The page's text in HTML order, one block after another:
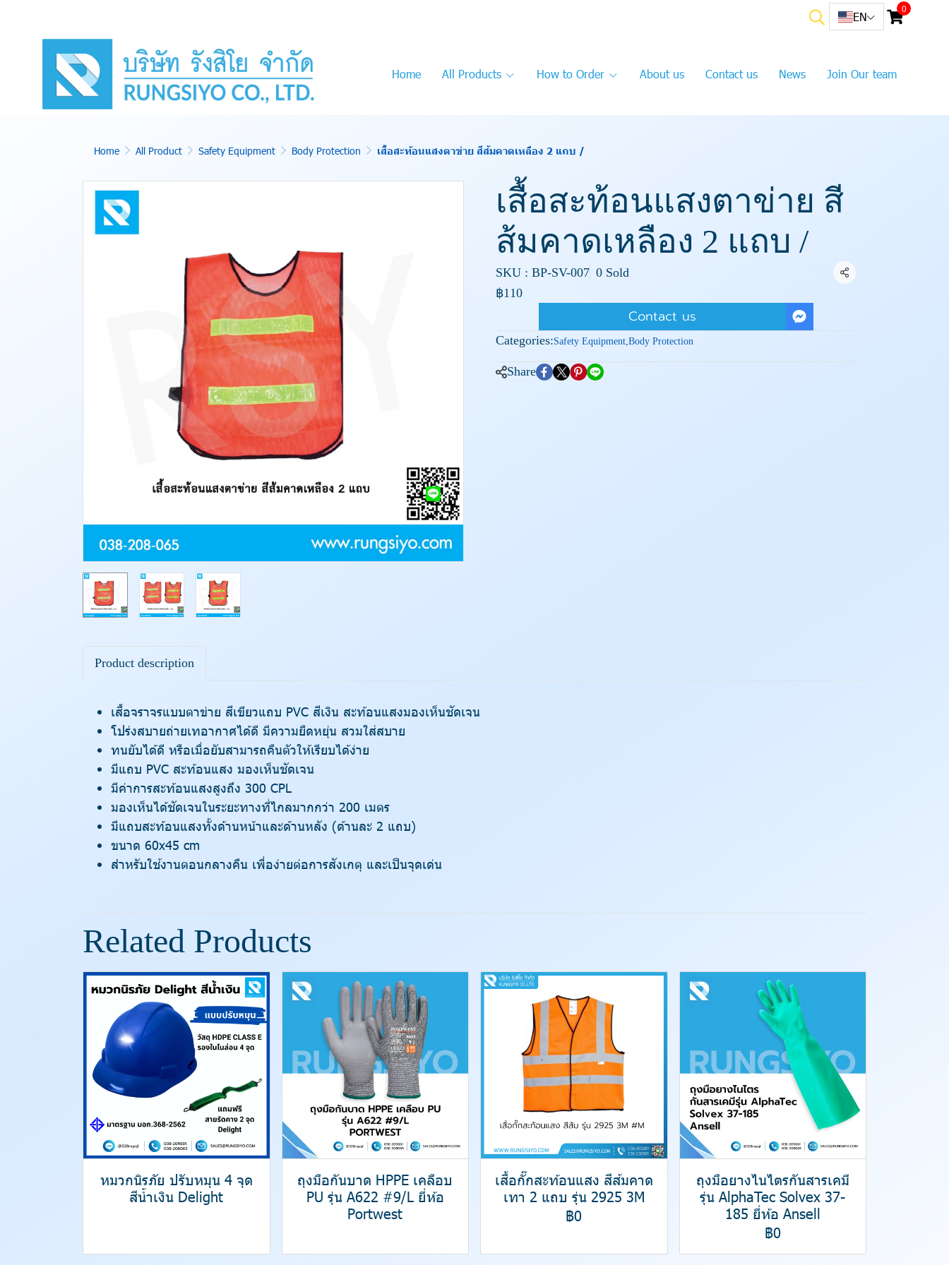
EN
0
Home All Products How to Order About us Contact us News Join Our team
Home All Product Safety Equipment Body Protection เสื้อสะท้อนแสงตาข่าย สีส้มคาดเหลือง 2 แถบ /
เสื้อสะท้อนแสงตาข่าย สี
ส้มคาดเหลือง 2 แถบ /
SKU : BP-SV-007 0 Sold Share
฿110
Contact us
Categories:Safety Equipment,Body Protection
Share
Product description
เสื้อจราจรแบบตาข่าย สีเขียวแถบ PVC สีเงิน สะท้อนแสงมองเห็นชัดเจน
โปร่งสบายถ่ายเทอากาศได้ดี มีความยืดหยุ่น สวมใส่สบาย
ทนยับได้ดี หรือเมื่อยับสามารถคืนตัวให้เรียบได้ง่าย
มีแถบ PVC สะท้อนแสง มองเห็นชัดเจน
มีค่าการสะท้อนแสงสูงถึง 300 CPL
มองเห็นได้ชัดเจนในระยะทางที่ไกลมากกว่า 200 เมตร
มีแถบสะท้อนแสงทั้งด้านหน้าและด้านหลัง (ด้านละ 2 แถบ)
ขนาด 60x45 cm
สำหรับใช้งานตอนกลางคืน เพื่อง่ายต่อการสังเกตุ และเป็นจุดเด่น
Related Products
หมวกนิรภัย ปรับหมุน 4 จุด
สีน้ำเงิน Delight
ถุงมือกันบาด HPPE เคลือบ
PU รุ่น A622 #9/L ยี่ห้อ
Portwest
เสื้อกั๊กสะท้อนแสง สีส้มคาด
เทา 2 แถบ รุ่น 2925 3M
฿0
ถุงมือยางไนไตรกันสารเคมี
รุ่น AlphaTec Solvex 37-
185 ยี่ห้อ Ansell
฿0